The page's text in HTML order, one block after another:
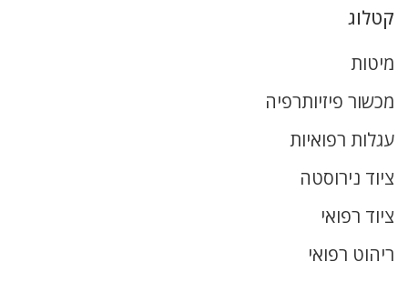
קטלוג
מיטות
מכשור פיזיותרפיה
עגלות רפואיות
ציוד נירוסטה
ציוד רפואי
ריהוט רפואי